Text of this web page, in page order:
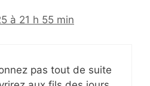
à 21 h 55 min
pas tout de suite